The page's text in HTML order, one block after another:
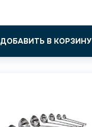
ДОБАВИТЬ В КОРЗИНУ